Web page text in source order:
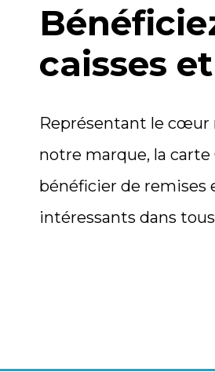
caisses
Représentant le cœur
notre marque, la
bénéficier de remises
intéressants dans